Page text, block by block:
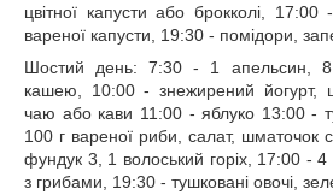
цвітної капусти або брокколі,
вареної капусти, 19:30 - помідори,
Шостий день: 7:30 - 1 апельсин,
кашею, 10:00 - знежирений йогурт,
чаю або кави 11:00 - яблуко 13:00 -
100 г вареної риби, салат, шматочок
фундук 3, 1 волоський горіх, 17:00 -
з грибами, 19:30 - тушковані овочі,